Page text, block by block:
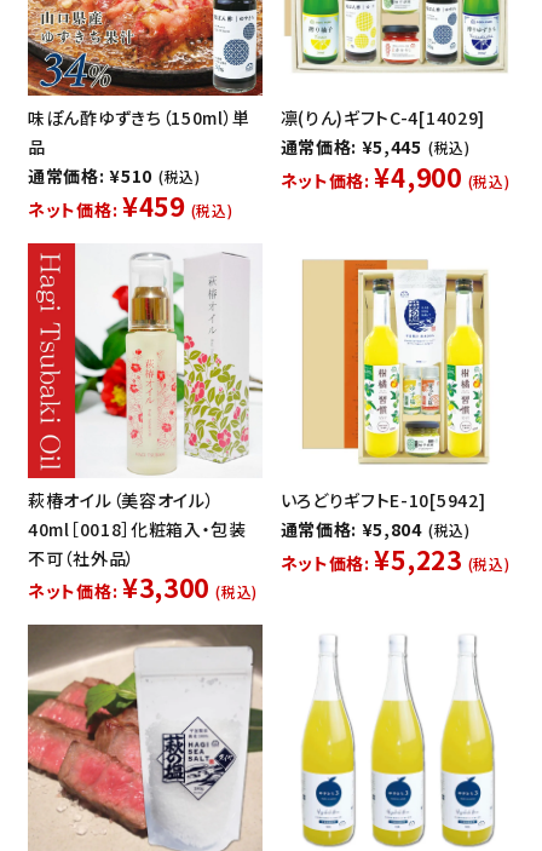
味ぽん酢ゆずきち（150ml）単
品
通常価格: ¥510 (税込)
ネット価格: ¥459 (税込)
凛(りん)ギフトC-4[14029]
通常価格: ¥5,445 (税込)
ネット価格: ¥4,900 (税込)
萩椿オイル（美容オイル）
40ml［0018］化粧箱入・包装
不可（社外品）
ネット価格: ¥3,300 (税込)
いろどりギフトE-10[5942]
通常価格: ¥5,804 (税込)
ネット価格: ¥5,223 (税込)